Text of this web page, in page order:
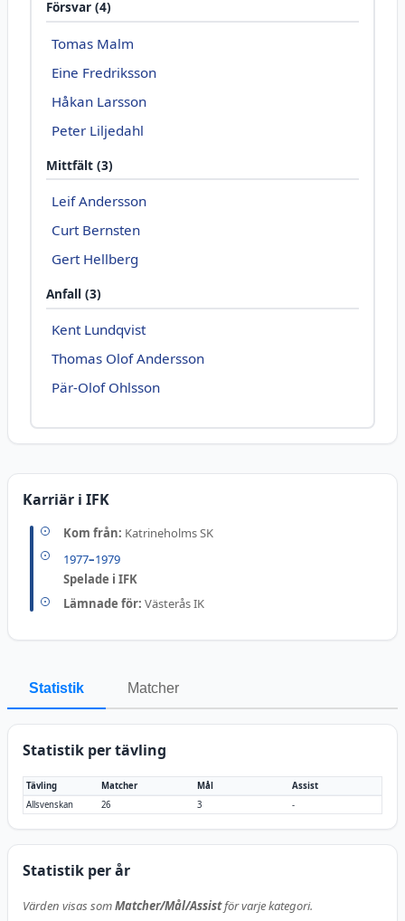
Försvar (4)
Tomas Malm
Eine Fredriksson
Håkan Larsson
Peter Liljedahl
Mittfält (3)
Leif Andersson
Curt Bernsten
Gert Hellberg
Anfall (3)
Kent Lundqvist
Thomas Olof Andersson
Pär-Olof Ohlsson
Karriär i IFK
Kom från: Katrineholms SK
1977–1979
Spelade i IFK
Lämnade för: Västerås IK
Statistik Matcher
Statistik per tävling
Tävling Matcher Mål
Assist
Allsvenskan
26 3 -
Statistik per år
Värden visas somMatcher/Mål/Assistför varje kategori.